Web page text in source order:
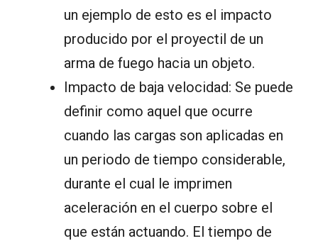
un ejemplo de esto es el impacto
producido por el proyectil de un
arma de fuego hacia un objeto.
Impacto de baja velocidad: Se puede
definir como aquel que ocurre
cuando las cargas son aplicadas en
un periodo de tiempo considerable,
durante el cual le imprimen
aceleración en el cuerpo sobre el
que están actuando. El tiempo de